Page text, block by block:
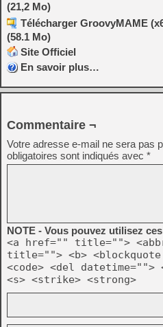
(21,2 Mo)
Télécharger GroovyMAME
(58.1 Mo)
Site Officiel
En savoir plus…
Commentaire ¬
Votre adresse e-mail ne sera pas
obligatoires sont indiqués avec *
NOTE - Vous pouvez utilisez
<a href="" title="">
title=""> <b>
<code> <del datetime="">
<s> <strike> <strong>